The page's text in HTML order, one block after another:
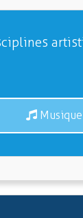
Musique